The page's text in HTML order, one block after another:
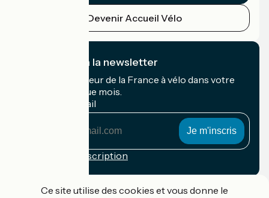
Devenir Accueil Vélo
Je m'abonne à la newsletter
Recevez le meilleur de la France à vélo dans votre
boîte mail chaque mois.
Mon adresse mail
Conditions d'inscription
Ce site utilise des cookies et vous donne le